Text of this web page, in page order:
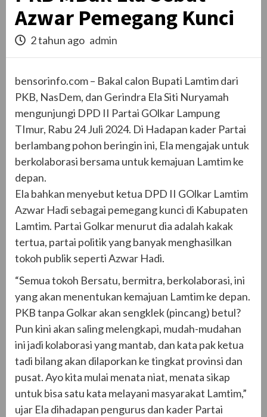
Azwar Pemegang Kunci
2 tahun ago admin
bensorinfo.com – Bakal calon Bupati Lamtim dari
PKB, NasDem, dan Gerindra Ela Siti Nuryamah
mengunjungi DPD II Partai GOlkar Lampung
TImur, Rabu 24 Juli 2024. Di Hadapan kader Partai
berlambang pohon beringin ini, Ela mengajak untuk
berkolaborasi bersama untuk kemajuan Lamtim ke
depan.
Ela bahkan menyebut ketua DPD II GOlkar Lamtim
Azwar Hadi sebagai pemegang kunci di Kabupaten
Lamtim. Partai Golkar menurut dia adalah kakak
tertua, partai politik yang banyak menghasilkan
tokoh publik seperti Azwar Hadi.
“Semua tokoh Bersatu, bermitra, berkolaborasi, ini
yang akan menentukan kemajuan Lamtim ke depan.
PKB tanpa Golkar akan sengklek (pincang) betul?
Pun kini akan saling melengkapi, mudah-mudahan
ini jadi kolaborasi yang mantab, dan kata pak ketua
tadi bilang akan dilaporkan ke tingkat provinsi dan
pusat. Ayo kita mulai menata niat, menata sikap
untuk bisa satu kata melayani masyarakat Lamtim,”
ujar Ela dihadapan pengurus dan kader Partai